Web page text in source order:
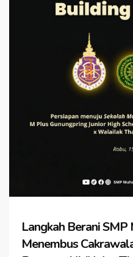
Langkah Berani
Menembus